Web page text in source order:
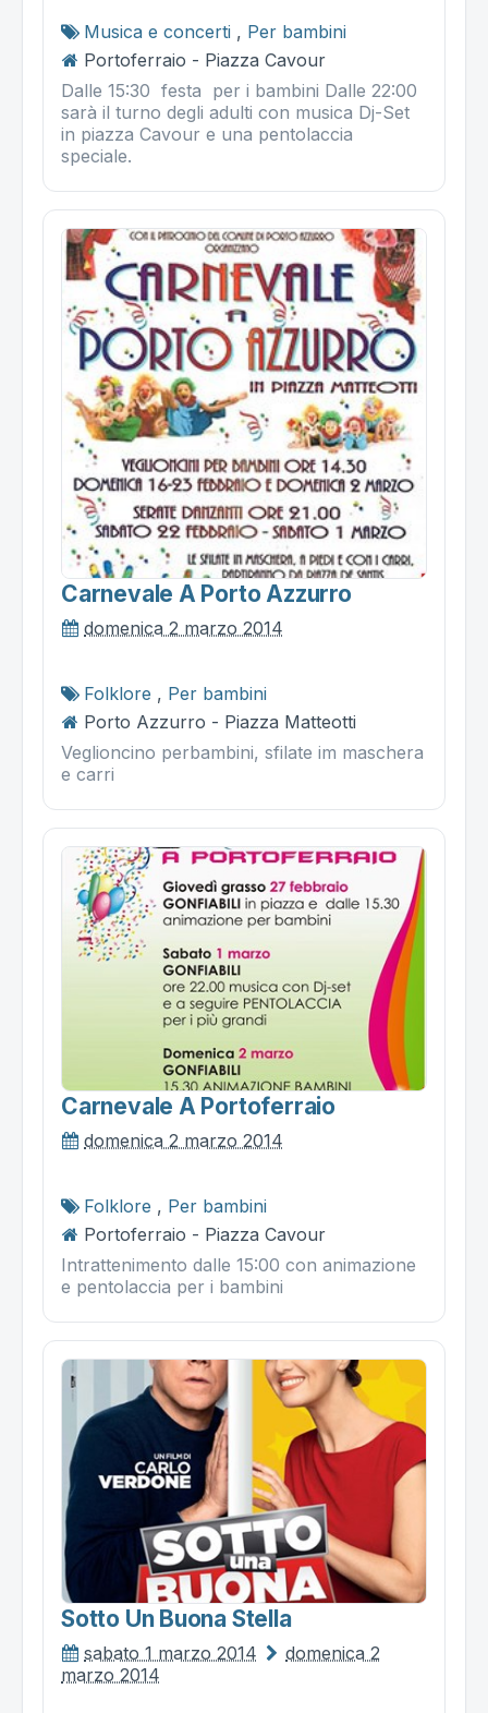
Musica e concerti , Per bambini
Portoferraio - Piazza Cavour
Dalle 15:30 festa per i bambini Dalle 22:00
sarà il turno degli adulti con musica Dj-Set
in piazza Cavour e una pentolaccia
speciale.
Carnevale A Porto Azzurro
domenica 2 marzo 2014
Folklore , Per bambini
Porto Azzurro - Piazza Matteotti
Veglioncino perbambini, sfilate im maschera
e carri
Carnevale A Portoferraio
domenica 2 marzo 2014
Folklore , Per bambini
Portoferraio - Piazza Cavour
Intrattenimento dalle 15:00 con animazione
e pentolaccia per i bambini
Sotto Un Buona Stella
sabato 1 marzo 2014
domenica 2
marzo 2014